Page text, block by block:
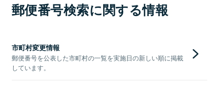
郵便番号検索に関する情報
市町村変更情報
郵便番号を公表した市町村の一覧を実施日の新しい順に掲載
しています。